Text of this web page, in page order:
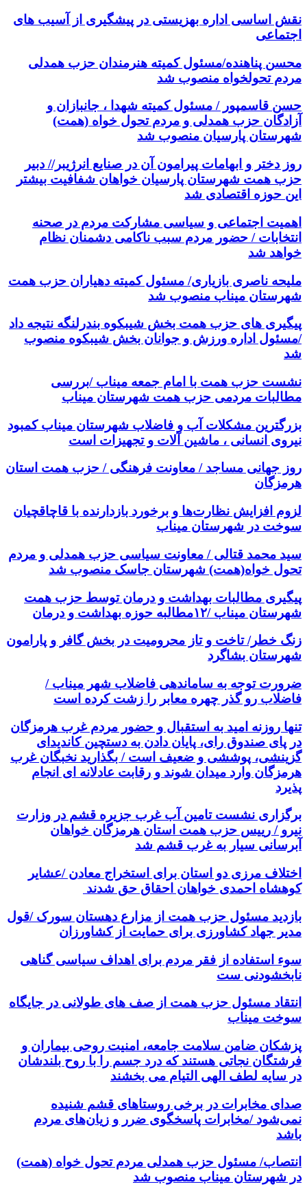
نقش اساسی اداره بهزیستی در پیشگیری از آسیب های
اجتماعی
محسن پناهنده/مسئول کمیته هنرمندان حزب همدلی
مردم تحولخواه منصوب شد
حسن قاسمپور / مسئول کمیته شهدا ، جانبازان و
آزادگان حزب همدلی و مردم تحول خواه (همت)
شهرستان پارسیان منصوب شد
روز دختر و ابهامات پیرامون آن در صنایع انرژیبر// دبیر
حزب همت شهرستان پارسیان خواهان شفافیت بیشتر
این حوزه اقتصادی شد
اهمیت اجتماعی و سیاسی مشارکت مردم در صحنه
انتخابات / حضور مردم سبب ناکامی دشمنان نظام
خواهد شد
ملیحه ناصری بازیاری/ مسئول کمیته دهیاران حزب همت
شهرستان میناب منصوب شد
پیگیری های حزب همت بخش شیبکوه بندرلنگه نتیجه داد
/مسئول اداره ورزش و جوانان بخش شیبکوه منصوب
شد
نشست حزب همت با امام جمعه میناب /بررسی
مطالبات مردمی حزب همت شهرستان میناب
بزرگترین مشکلات آب و فاضلاب شهرستان میناب کمبود
نیروی انسانی ، ماشین آلات و تجهیزات است
روز جهانی مساجد / معاونت فرهنگی / حزب همت استان
هرمزگان
لزوم افزایش نظارت‌ها و برخورد بازدارنده با قاچاقچیان
سوخت در شهرستان میناب
سید محمد قتالی / معاونت سیاسی حزب همدلی و مردم
تحول خواه(همت) شهرستان جاسک منصوب شد
پیگیری مطالبات بهداشت و درمان توسط حزب همت
شهرستان میناب /۱۲مطالبه حوزه بهداشت و درمان
زنگ خطر/ تاخت و تاز محرومیت در بخش گافر و پارامون
شهرستان بشاگرد
ضرورت توجه به ساماندهی فاضلاب شهر میناب /
فاضلاب رو گذر چهره معابر را زشت کرده است
تنها روزنه امید به استقبال و حضور مردم غرب هرمزگان
در پای صندوق رای، پایان دادن به دستچین کاندیدای
گزینشی، پوششی و ضعیف است / بگذارید نخبگان غرب
هرمزگان وارد میدان شوند و رقابت عادلانه ای انجام
پذیرد
برگزاری نشست تامین آب غرب جزیره قشم در وزارت
نیرو / رییس حزب همت استان هرمزگان خواهان
آبرسانی سیار به غرب قشم شد
اختلاف مرزی دو استان برای استخراج معادن /عشایر
کوهشاه احمدی خواهان احقاق حق شدند
بازدید مسئول حزب همت از مزارع دهستان سورک /قول
مدیر جهاد کشاورزی برای حمایت از کشاورزان
سوء استفاده از فقر مردم برای اهداف سیاسی گناهی
نابخشودنی ست
انتقاد مسئول حزب همت از صف های طولانی در جایگاه
سوخت میناب
پزشکان ضامن سلامت جامعه، امنیت روحی بیماران و
فرشتگان نجاتی هستند که درد جسم را با روح بلندشان
در سایه لطف الهی التیام می بخشند
صدای مخابرات در برخی روستاهای قشم شنیده
نمی‌شود /مخابرات پاسخگوی ضرر و زیان‌های مردم
باشد
انتصاب/ مسئول حزب همدلی مردم تحول خواه (همت)
در شهرستان میناب منصوب شد